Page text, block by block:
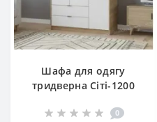
Шафа для одягу
тридверна Сіті-1200
0